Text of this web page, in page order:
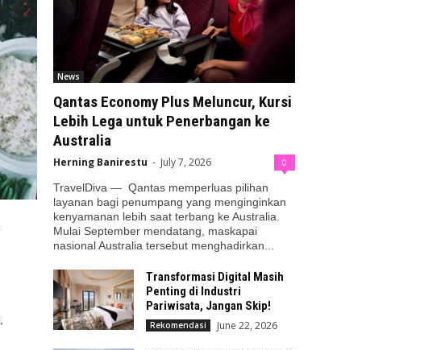
News
Qantas Economy Plus Meluncur, Kursi
Lebih Lega untuk Penerbangan ke
Australia
Herning Banirestu - July 7, 2026 0
TravelDiva — Qantas memperluas pilihan
layanan bagi penumpang yang menginginkan
kenyamanan lebih saat terbang ke Australia.
Mulai September mendatang, maskapai
nasional Australia tersebut menghadirkan...
Transformasi Digital Masih
Penting di Industri
Pariwisata, Jangan Skip!
Rekomendasi June 22, 2026